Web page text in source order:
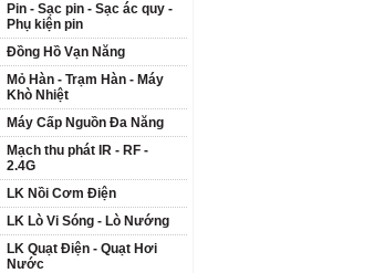
Pin - Sạc pin - Sạc ác quy -
Phụ kiện pin
Đồng Hồ Vạn Năng
Mỏ Hàn - Trạm Hàn - Máy
Khò Nhiệt
Máy Cấp Nguồn Đa Năng
Mạch thu phát IR - RF -
2.4G
LK Nồi Cơm Điện
LK Lò Vi Sóng - Lò Nướng
LK Quạt Điện - Quạt Hơi
Nước